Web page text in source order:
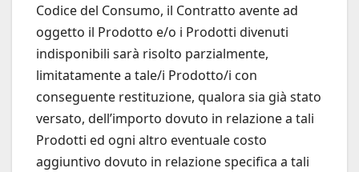
Codice del Consumo, il Contratto avente ad
oggetto il Prodotto e/o i Prodotti divenuti
indisponibili sarà risolto parzialmente,
limitatamente a tale/i Prodotto/i con
conseguente restituzione, qualora sia già stato
versato, dell’importo dovuto in relazione a tali
Prodotti ed ogni altro eventuale costo
aggiuntivo dovuto in relazione specifica a tali